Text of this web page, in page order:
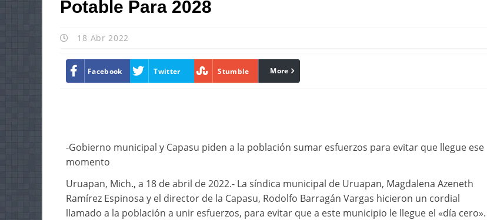
Potable Para 2028
18 Abr 2022
Facebook Twitter Stumble linkedin
More
-Gobierno municipal y Capasu piden a la población sumar esfuerzos para evitar que llegue ese
momento
Uruapan, Mich., a 18 de abril de 2022.- La síndica municipal de Uruapan, Magdalena Azeneth
Ramírez Espinosa y el director de la Capasu, Rodolfo Barragán Vargas hicieron un cordial
llamado a la población a unir esfuerzos, para evitar que a este municipio le llegue el «día cero».